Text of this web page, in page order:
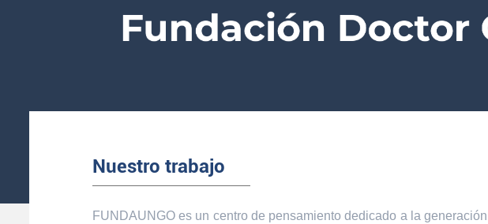
Nuestro trabajo
FUNDAUNGO es un centro de pensamiento dedicado a la generación